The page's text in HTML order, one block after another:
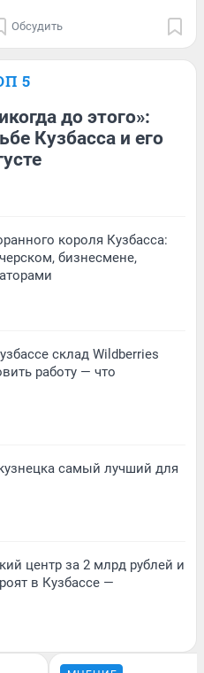
Обсудить
5
до этого»:
Кузбасса и его
короля Кузбасса:
бизнесмене,
склад Wildberries
работу — что
самый лучший для
центр за 2 млрд рублей и
в Кузбассе —